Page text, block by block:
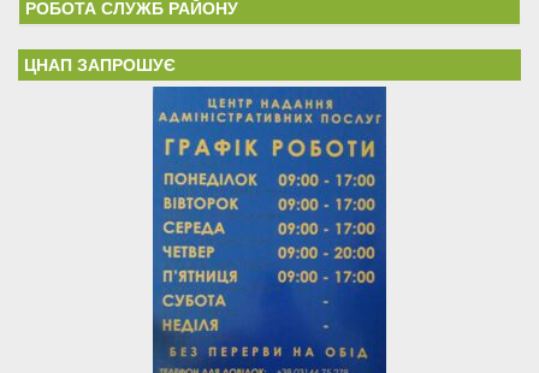
РОБОТА СЛУЖБ РАЙОНУ
ЦНАП ЗАПРОШУЄ